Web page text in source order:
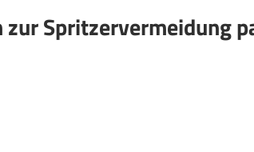
zur Spritzervermeidung